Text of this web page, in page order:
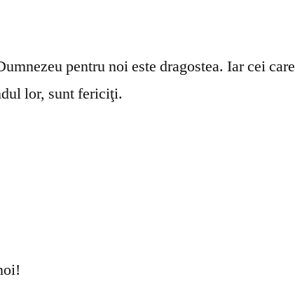
pentru noi este dragostea. Iar cei care
lor, sunt fericiţi.